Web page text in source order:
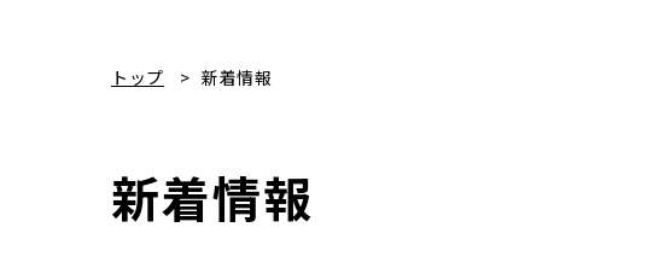
トップ 新着情報
新着情報